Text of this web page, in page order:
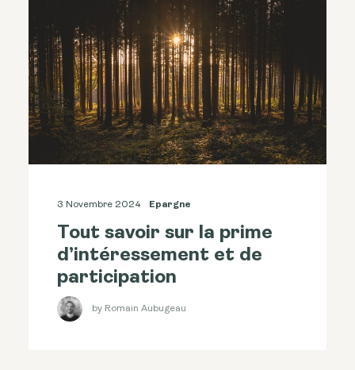
3 Novembre 2024 Epargne
Tout savoir sur la prime
d’intéressement et de
participation
by Romain Aubugeau